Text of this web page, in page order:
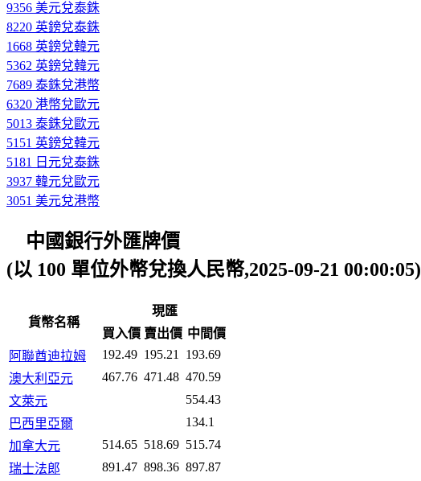
9356 美元兌泰銖
8220 英鎊兌泰銖
1668 英鎊兌韓元
5362 英鎊兌韓元
7689 泰銖兌港幣
6320 港幣兌歐元
5013 泰銖兌歐元
5151 英鎊兌韓元
5181 日元兌泰銖
3937 韓元兌歐元
3051 美元兌港幣
中國銀行外匯牌價
(以 100 單位外幣兌換人民幣,2025-09-21 00:00:05)
貨幣名稱
現匯
買入價 賣出價 中間價
阿聯酋迪拉姆
192.49 195.21
193.69
澳大利亞元
467.76 471.48 470.59
文萊元
554.43
巴西里亞爾
134.1
加拿大元
514.65 518.69 515.74
瑞士法郎
891.47 898.36 897.87